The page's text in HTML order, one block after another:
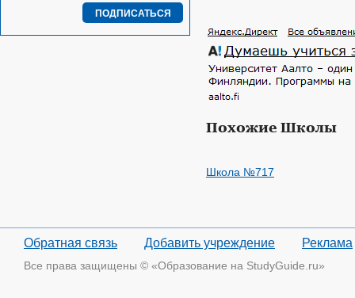
Похожие Школы
Школа №717
Обратная связь Добавить учреждение Реклама
Все права защищены © «Образование на StudyGuide.ru»